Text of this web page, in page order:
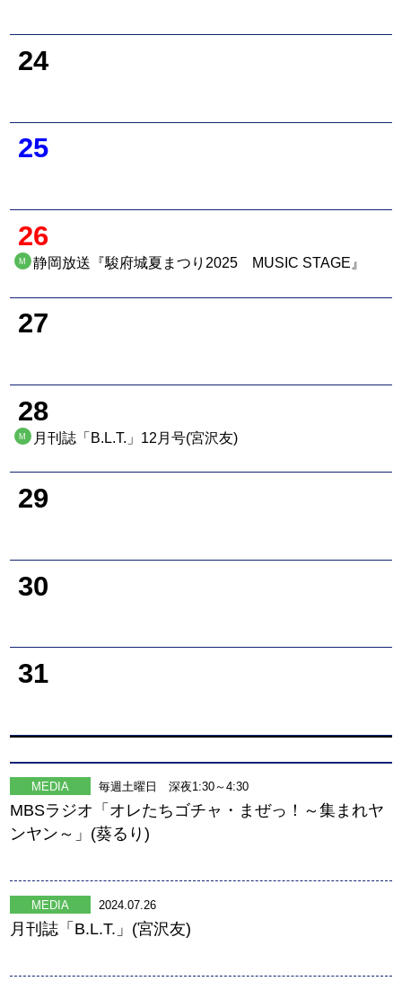
24
25
26
M 静岡放送『駿府城夏まつり2025 MUSIC STAGE』
27
28
M 月刊誌「B.L.T.」12月号(宮沢友)
29
30
31
MEDIA 毎週土曜日 深夜1:30～4:30
MBSラジオ「オレたちゴチャ・まぜっ！～集まれヤ
ンヤン～」(葵るり)
MEDIA 2024.07.26
月刊誌「B.L.T.」(宮沢友)